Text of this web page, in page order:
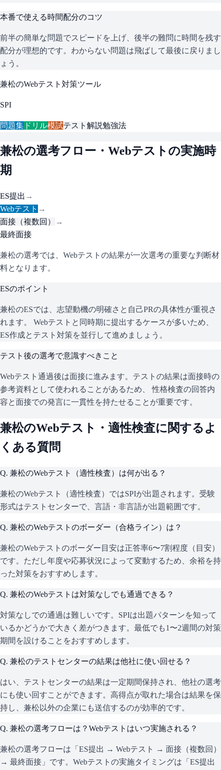
本番で使える時間配分のコツ
前半の簡単な問題でスピードを上げ、後半の難問に時間を残す
配分が理想的です。わからない問題は飛ばして最後に戻りまし
ょう。
兼松のWebテスト対策ツール
SPI
問題集 ドリル模試テスト解説勉強法
兼松の選考フロー・Webテストの実施時
期
ES提出 →
Webテスト →
面接（複数回）
→
最終面接
兼松の選考では、Webテストの結果が一次選考の重要な判断材
料となります。
ESのポイント
兼松のESでは、志望動機の明確さと自己PRの具体性が重視さ
れます。 Webテストと同時期に提出するケースが多いため、
ES作成とテスト対策を並行して進めましょう。
テスト後の選考で意識すべきこと
Webテスト通過後は面接に進みます。テストの結果は面接時の
参考資料として使われることがあるため、 性格検査の回答内
容と面接での発言に一貫性を持たせることが重要です。
兼松のWebテスト・適性検査に関するよ
くある質問
Q. 兼松のWebテスト（適性検査）は何が出る？
兼松のWebテスト（適性検査）ではSPIが出題されます。受験
形式はテストセンターで、言語・非言語が出題範囲です。
Q. 兼松のWebテストのボーダー（合格ライン）は？
兼松のWebテストのボーダー目安は正答率6〜7割程度（目安）
です。ただし年度や応募状況によって変動するため、余裕を持
った対策をおすすめします。
Q. 兼松のWebテストは対策なしでも通過できる？
対策なしでの通過は難しいです。SPIは出題パターンを知って
いるかどうかで大きく差がつきます。最低でも1〜2週間の対策
期間を設けることをおすすめします。
Q. 兼松のテストセンターの結果は他社に使い回せる？
はい、テストセンターの結果は一定期間保持され、他社の選考
にも使い回すことができます。高得点が取れた場合は結果を保
持し、兼松以外の企業にも送信するのが効率的です。
Q. 兼松の選考フローは？Webテストはいつ実施される？
兼松の選考フローは「ES提出 → Webテスト → 面接（複数回）
→ 最終面接」です。Webテストの実施タイミングは「ES提出